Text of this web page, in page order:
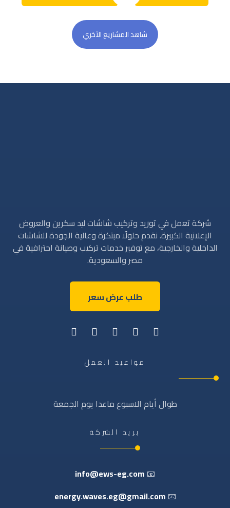
شاهد المشاريع الأخري
شركة تعمل في توريد وتركيب شاشات ليد سكرين والعروض
الإعلانية الكبيرة. نقدم حلولًا مبتكرة وعالية الجودة للشاشات
الداخلية والخارجية، مع توفير خدمات تركيب وصيانة احترافية في
مصر والسعودية.
طلب عرض سعر
مواعيد العمل
طوال أيام الاسبوع ماعدا يوم الجمعة
بريد الشركة
📧
info@ews-eg.com
📧
energy.waves.eg@gmail.com